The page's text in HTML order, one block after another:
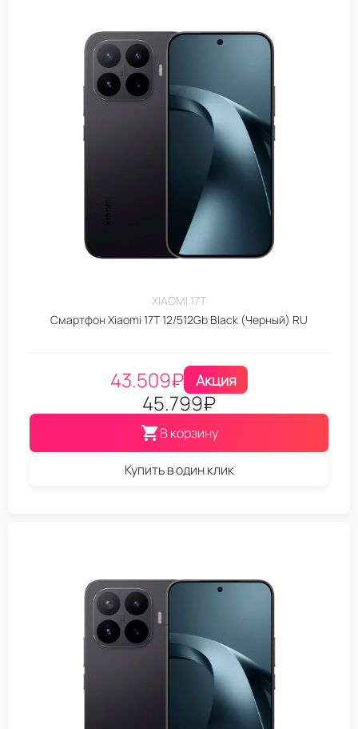
XIAOMI 17T
Смартфон Xiaomi 17T 12/512Gb Black (Черный) RU
43.509₽ Акция
45.799₽
В корзину
Купить в один клик